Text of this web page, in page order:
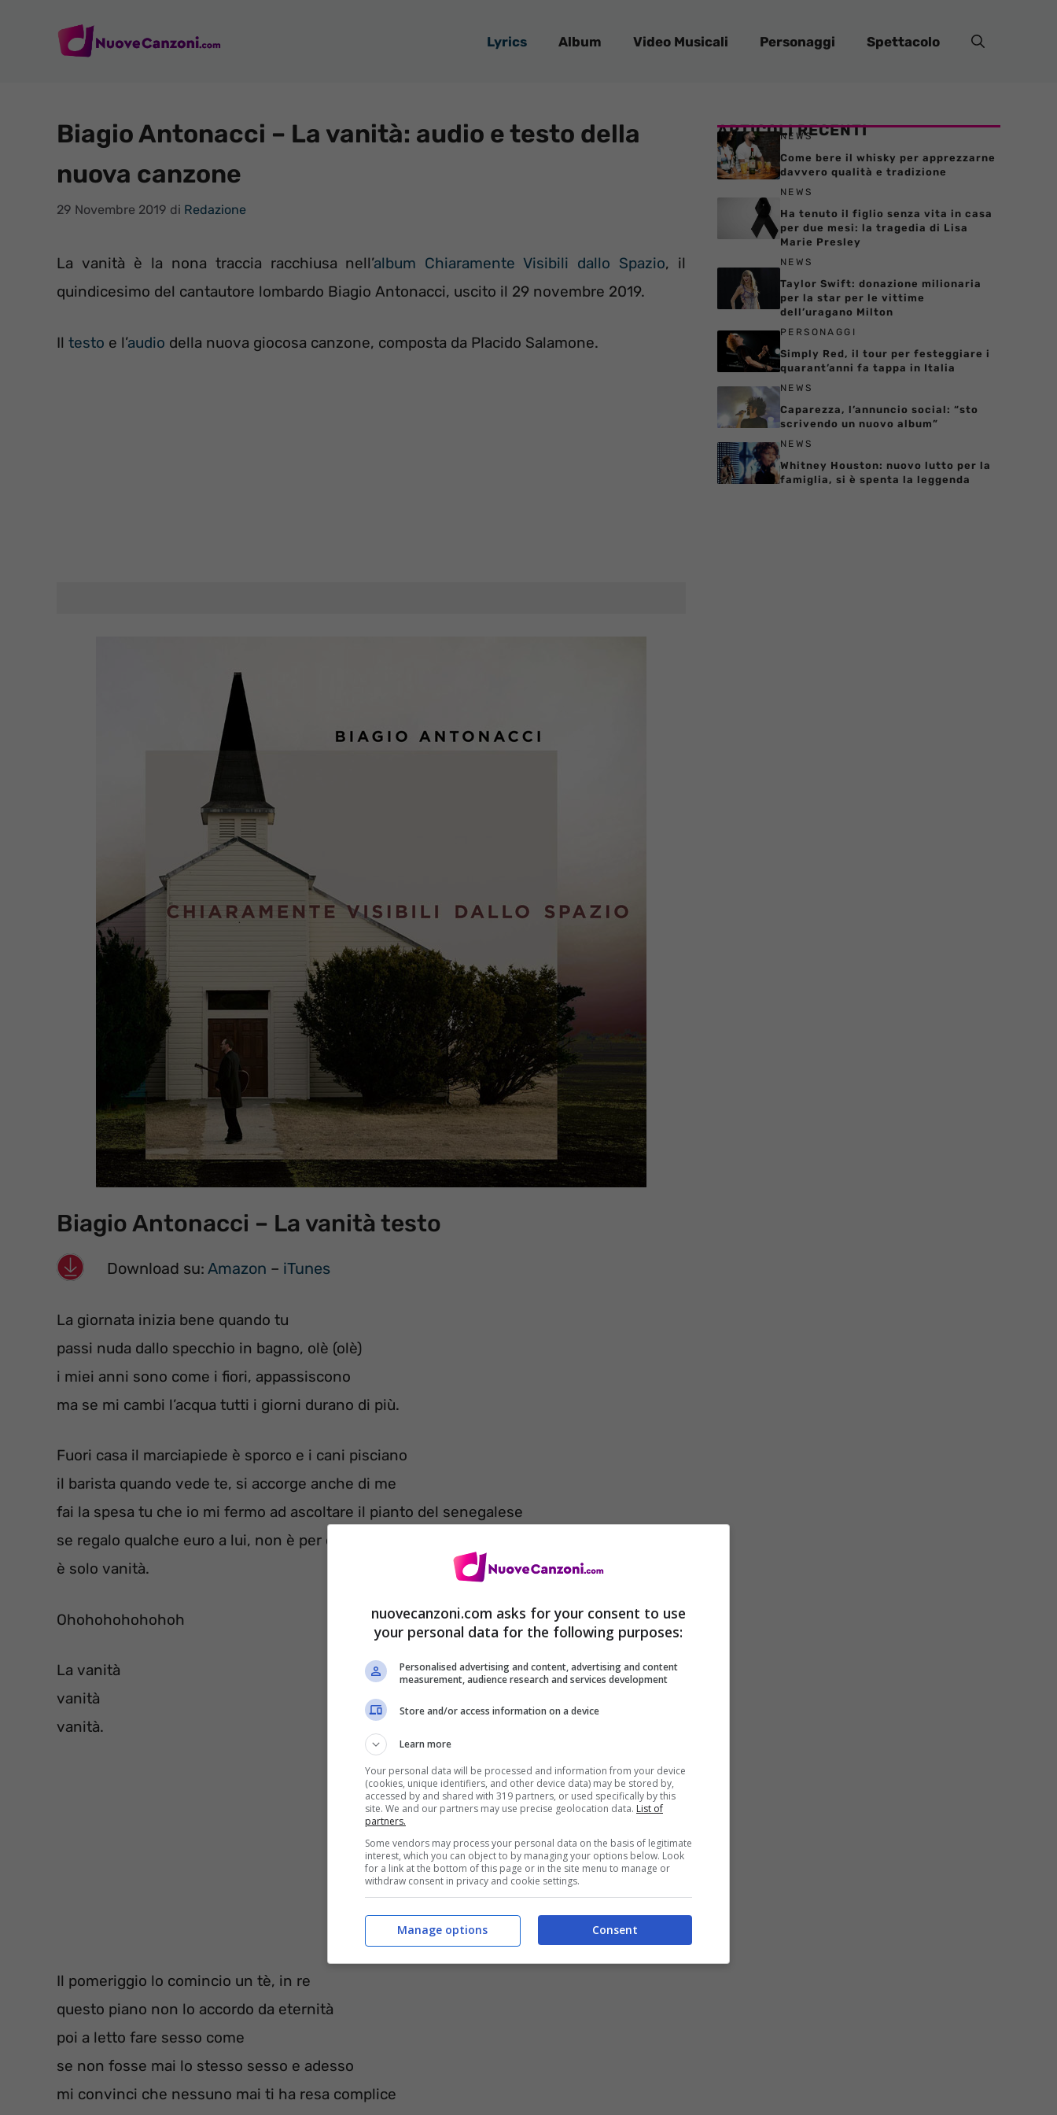
Lyrics Album Video Musicali Personaggi Spettacolo
Biagio Antonacci – La vanità: audio e testo della
nuova canzone
29 Novembre 2019 di Redazione
La vanità è la nona traccia racchiusa nell’album Chiaramente Visibili dallo Spazio, il
quindicesimo del cantautore lombardo Biagio Antonacci, uscito il 29 novembre 2019.
Il testo e l’audio della nuova giocosa canzone, composta da Placido Salamone.
Biagio Antonacci – La vanità testo
Download su: Amazon – iTunes
La giornata inizia bene quando tu
passi nuda dallo specchio in bagno, olè (olè)
i miei anni sono come i fiori, appassiscono
ma se mi cambi l’acqua tutti i giorni durano di più.
Fuori casa il marciapiede è sporco e i cani pisciano
il barista quando vede te, si accorge anche di me
fai la spesa tu che io mi fermo ad ascoltare il pianto del senegalese
se regalo qualche euro a lui, non è per carità, nemmeno per pietà
è solo vanità.
Ohohohohohohoh
La vanità
vanità
vanità.
Il pomeriggio lo comincio un tè, in re
questo piano non lo accordo da eternità
poi a letto fare sesso come
se non fosse mai lo stesso sesso e adesso
mi convinci che nessuno mai ti ha resa complice
ARTICOLI RECENTI
NEWS
Come bere il whisky per apprezzarne
davvero qualità e tradizione
NEWS
Ha tenuto il figlio senza vita in casa
per due mesi: la tragedia di Lisa
Marie Presley
NEWS
Taylor Swift: donazione milionaria
per la star per le vittime
dell’uragano Milton
PERSONAGGI
Simply Red, il tour per festeggiare i
quarant’anni fa tappa in Italia
NEWS
Caparezza, l’annuncio social: “sto
scrivendo un nuovo album”
NEWS
Whitney Houston: nuovo lutto per la
famiglia, si è spenta la leggenda
nuovecanzoni.com asks for your consent to use
your personal data for the following purposes:
Personalised advertising and content, advertising and content
measurement, audience research and services development
Store and/or access information on a device
Learn more
Your personal data will be processed and information from your device
(cookies, unique identifiers, and other device data) may be stored by,
accessed by and shared with 319 partners, or used specifically by this
site. We and our partners may use precise geolocation data. List of
partners.
Some vendors may process your personal data on the basis of legitimate
interest, which you can object to by managing your options below. Look
for a link at the bottom of this page or in the site menu to manage or
withdraw consent in privacy and cookie settings.
Consent
Manage options